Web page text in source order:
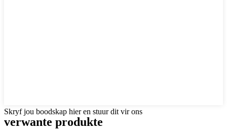
Skryf jou boodskap hier en stuur dit vir ons
verwante produkte